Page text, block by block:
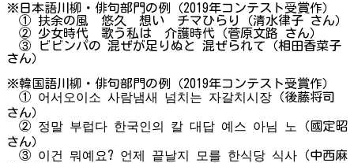
※日本語川柳・俳句部門の例（2019年コンテスト受賞作）
① 扶余の風 悠久 想い チマひらり（清水律子 さん）
② 少女時代 歌う私は 介護時代（菅原文路 さん）
③ ビビンパの 混ぜが足りぬと 混ぜられて（相田香菜子
さん）
※韓国語川柳・俳句部門の例（2019年コンテスト受賞作）
① 어서오이소 사람냄새 넘치는 자갈치시장（後藤将司
さん）
② 정말 부럽다 한국인의 칼 대답 예스 아님 노（國定昭
さん）
③ 이건 뭐예요? 언제 끝날지 모를 한식당 식사（中西麻